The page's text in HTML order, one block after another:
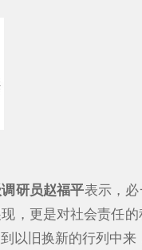
研员赵福平表示，
，更是对社会责任
旧换新的行列中来